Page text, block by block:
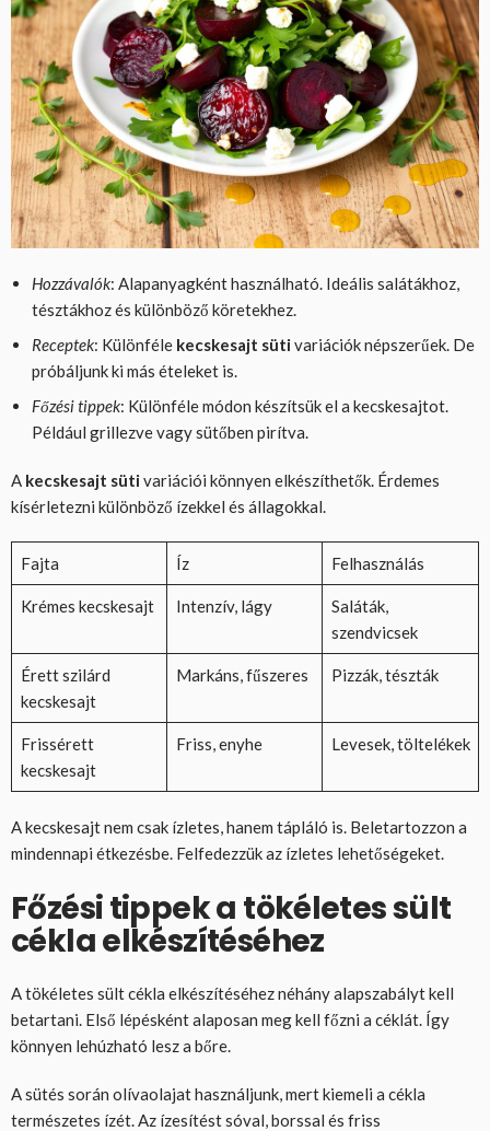
Hozzávalók: Alapanyagként használható. Ideális salátákhoz,
tésztákhoz és különböző köretekhez.
Receptek: Különféle kecskesajt sütivariációk népszerűek. De
próbáljunk ki más ételeket is.
Főzési tippek: Különféle módon készítsük el a kecskesajtot.
Például grillezve vagy sütőben pirítva.
A kecskesajt sütivariációi könnyen elkészíthetők. Érdemes
kísérletezni különböző ízekkel és állagokkal.
Fajta Íz Felhasználás
Krémes kecskesajt Intenzív, lágy
Saláták,
szendvicsek
Érett szilárd
kecskesajt
Markáns, fűszeres Pizzák, tészták
Frissérett
kecskesajt
Friss, enyhe Levesek, töltelékek
A kecskesajt nem csak ízletes, hanem tápláló is. Beletartozzon a
mindennapi étkezésbe. Felfedezzük az ízletes lehetőségeket.
Főzési tippek a tökéletes sült
cékla elkészítéséhez
A tökéletes sült cékla elkészítéséhez néhány alapszabályt kell
betartani. Első lépésként alaposan meg kell főzni a céklát. Így
könnyen lehúzható lesz a bőre.
A sütés során olívaolajat használjunk, mert kiemeli a cékla
természetes ízét. Az ízesítést sóval, borssal és friss